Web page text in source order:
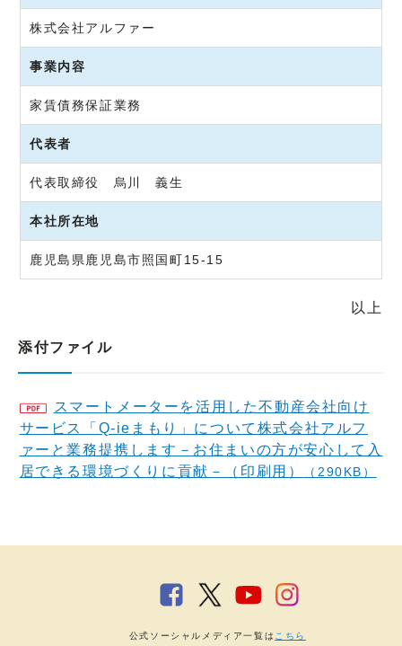
株式会社アルファー
事業内容
家賃債務保証業務
代表者
代表取締役 烏川 義生
本社所在地
鹿児島県鹿児島市照国町15-15
以上
添付ファイル
スマートメーターを活用した不動産会社向け
サービス「Q-ieまもり」について株式会社アルフ
ァーと業務提携します－お住まいの方が安心して入
居できる環境づくりに貢献－（印刷用）
（290KB）
公式ソーシャルメディア一覧は こちら